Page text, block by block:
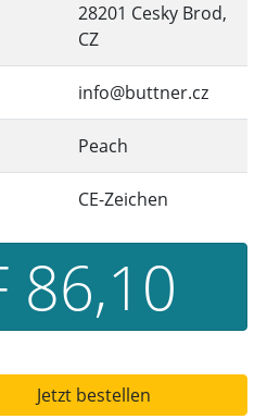
28201 Cesky Brod,
CZ
info@buttner.cz
Peach
CE-Zeichen
86,10
Jetzt bestellen